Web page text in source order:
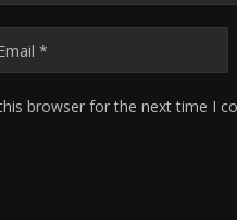
browser for the next time I